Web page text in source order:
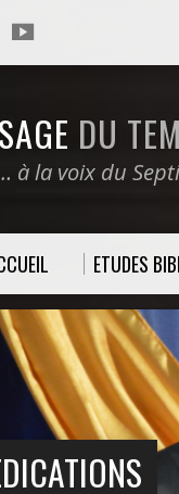
DU
à la voix du
ETUDES